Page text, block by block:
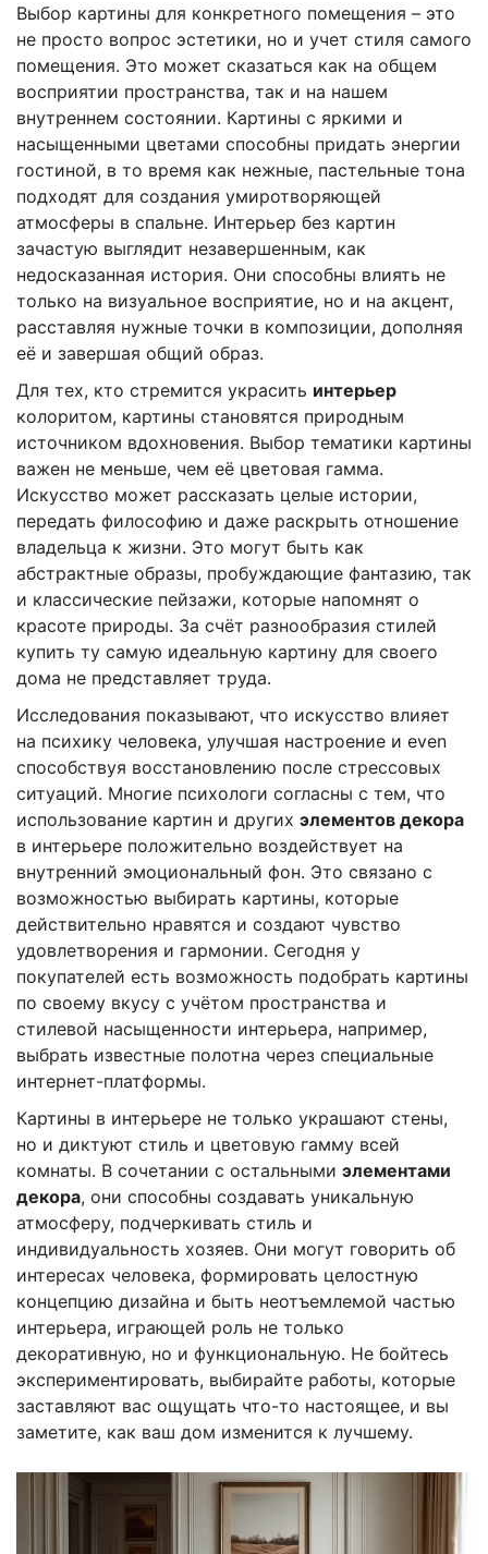
Выбор картины для конкретного помещения – это
не просто вопрос эстетики, но и учет стиля самого
помещения. Это может сказаться как на общем
восприятии пространства, так и на нашем
внутреннем состоянии. Картины с яркими и
насыщенными цветами способны придать энергии
гостиной, в то время как нежные, пастельные тона
подходят для создания умиротворяющей
атмосферы в спальне. Интерьер без картин
зачастую выглядит незавершенным, как
недосказанная история. Они способны влиять не
только на визуальное восприятие, но и на акцент,
расставляя нужные точки в композиции, дополняя
её и завершая общий образ.
Для тех, кто стремится украсить интерьер
колоритом, картины становятся природным
источником вдохновения. Выбор тематики картины
важен не меньше, чем её цветовая гамма.
Искусство может рассказать целые истории,
передать философию и даже раскрыть отношение
владельца к жизни. Это могут быть как
абстрактные образы, пробуждающие фантазию, так
и классические пейзажи, которые напомнят о
красоте природы. За счёт разнообразия стилей
купить ту самую идеальную картину для своего
дома не представляет труда.
Исследования показывают, что искусство влияет
на психику человека, улучшая настроение и even
способствуя восстановлению после стрессовых
ситуаций. Многие психологи согласны с тем, что
использование картин и других элементов декора
в интерьере положительно воздействует на
внутренний эмоциональный фон. Это связано с
возможностью выбирать картины, которые
действительно нравятся и создают чувство
удовлетворения и гармонии. Сегодня у
покупателей есть возможность подобрать картины
по своему вкусу с учётом пространства и
стилевой насыщенности интерьера, например,
выбрать известные полотна через специальные
интернет-платформы.
Картины в интерьере не только украшают стены,
но и диктуют стиль и цветовую гамму всей
комнаты. В сочетании с остальными элементами
декора, они способны создавать уникальную
атмосферу, подчеркивать стиль и
индивидуальность хозяев. Они могут говорить об
интересах человека, формировать целостную
концепцию дизайна и быть неотъемлемой частью
интерьера, играющей роль не только
декоративную, но и функциональную. Не бойтесь
экспериментировать, выбирайте работы, которые
заставляют вас ощущать что-то настоящее, и вы
заметите, как ваш дом изменится к лучшему.